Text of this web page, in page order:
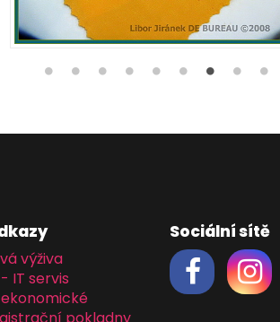
výživa
IT servis
ekonomické
Sociální sítě